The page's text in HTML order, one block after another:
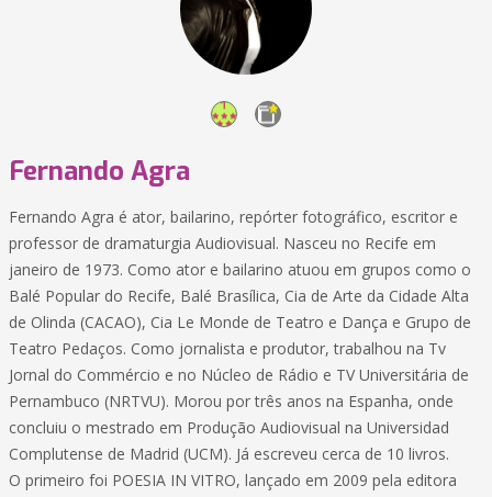
Fernando Agra
Fernando Agra é ator, bailarino, repórter fotográfico, escritor e
professor de dramaturgia Audiovisual. Nasceu no Recife em
janeiro de 1973. Como ator e bailarino atuou em grupos como o
Balé Popular do Recife, Balé Brasílica, Cia de Arte da Cidade Alta
de Olinda (CACAO), Cia Le Monde de Teatro e Dança e Grupo de
Teatro Pedaços. Como jornalista e produtor, trabalhou na Tv
Jornal do Commércio e no Núcleo de Rádio e TV Universitária de
Pernambuco (NRTVU). Morou por três anos na Espanha, onde
concluiu o mestrado em Produção Audiovisual na Universidad
Complutense de Madrid (UCM). Já escreveu cerca de 10 livros.
O primeiro foi POESIA IN VITRO, lançado em 2009 pela editora